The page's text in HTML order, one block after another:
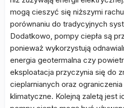
mogą cieszyć się niższymi
porównaniu do tradycyjnych
Dodatkowo, pompy ciepła są
ponieważ wykorzystują
energia geotermalna czy
eksploatacja przyczynia się do
cieplarnianych oraz
klimatyczne. Kolejną zaletą jest